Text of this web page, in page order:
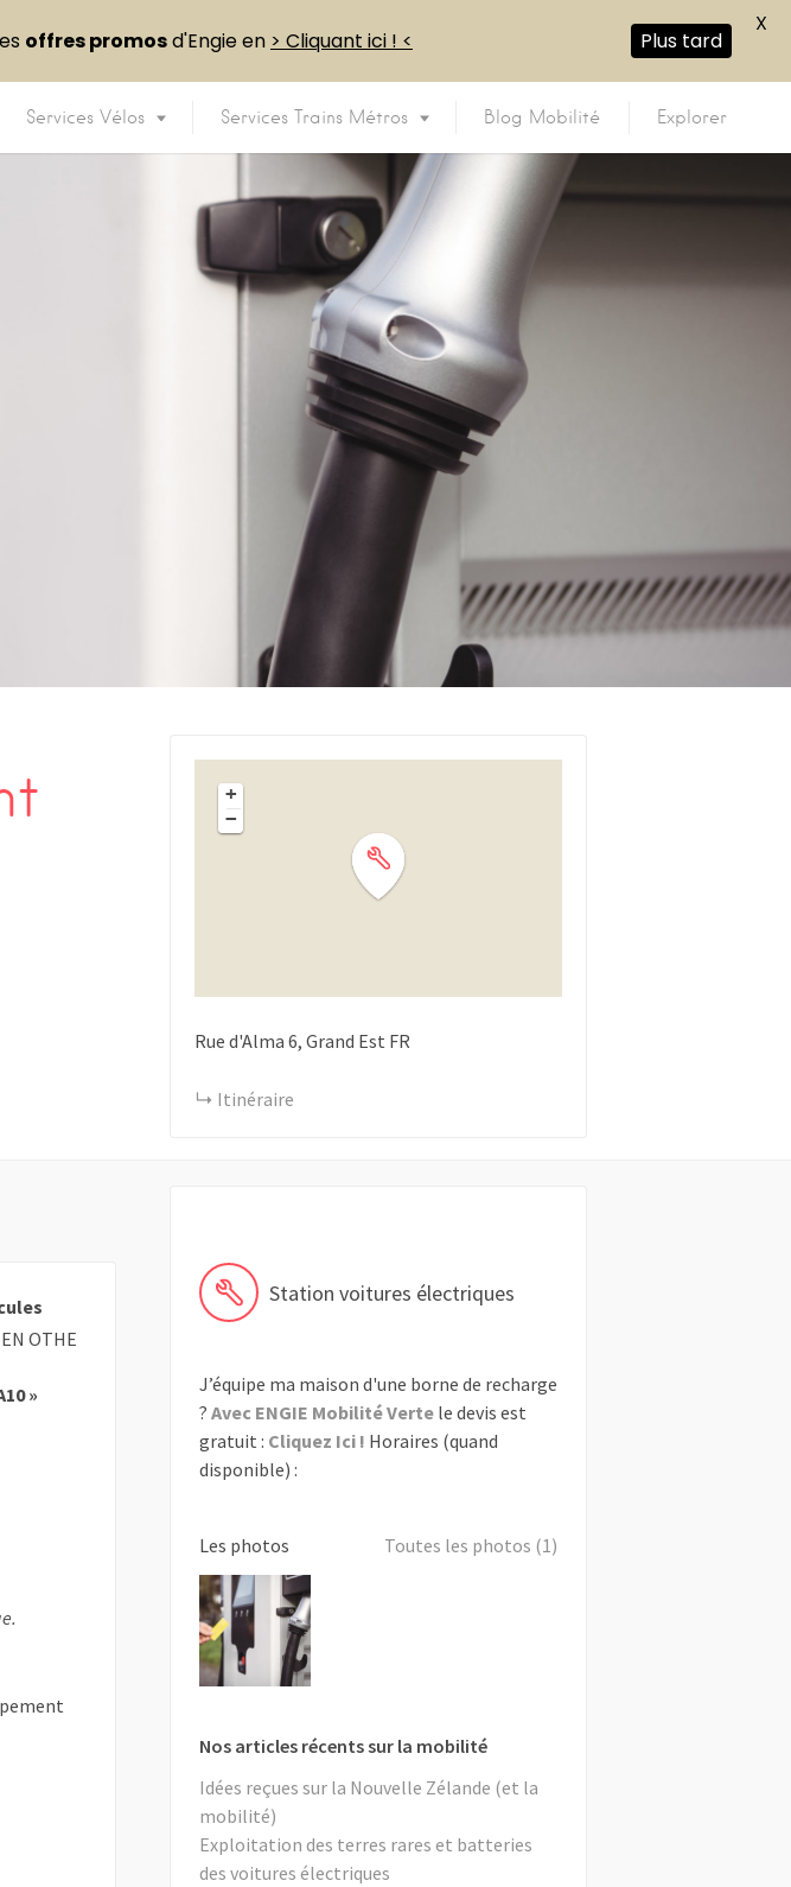
Services Vélos Services Trains Métros Blog Mobilité Explorer
OTHE
»
+
−
Rue d'Alma 6 Grand Est FR
Itinéraire
Station voitures électriques
J’équipe ma maison d'une borne de recharge
? Avec ENGIE Mobilité Vertele devis est
gratuit : Cliquez Ici ! Horaires (quand
disponible) :
Les photos Toutes les photos (1)
Nos articles récents sur la mobilité
Idées reçues sur la Nouvelle Zélande (et la
mobilité)
Exploitation des terres rares et batteries
des voitures électriques
offres promosd'Engie en > Cliquant ici ! < Plus tard
X